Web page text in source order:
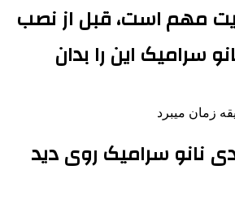
مهم است، قبل از نصب
سرامیک این را بدان
نانو سرامیک روی دید